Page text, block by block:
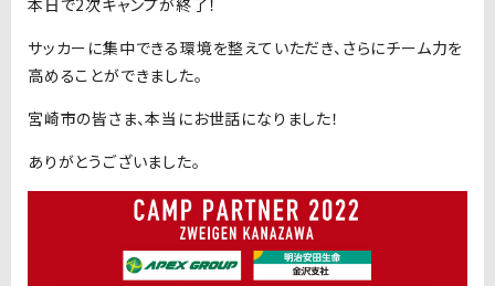
サッカーに集中できる環境を整えていただき、さらにチーム力を
高めることができました。
宮崎市の皆さま、本当にお世話になりました！
ありがとうございました。